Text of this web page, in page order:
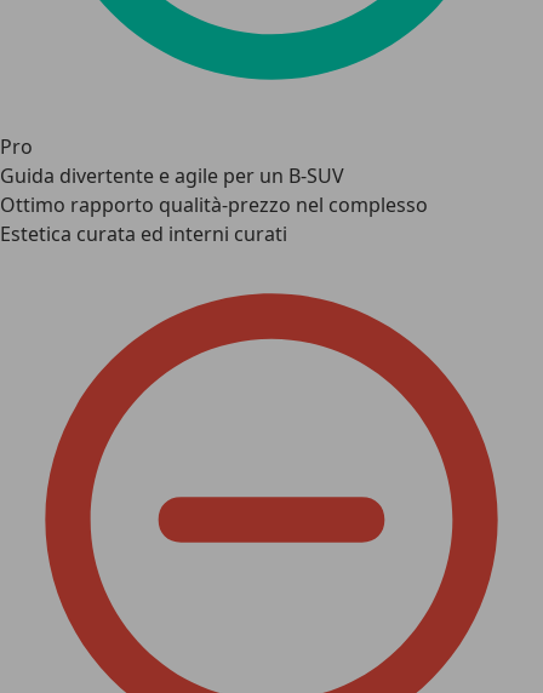
Pro
Guida divertente e agile per un B-SUV
Ottimo rapporto qualità-prezzo nel complesso
Estetica curata ed interni curati